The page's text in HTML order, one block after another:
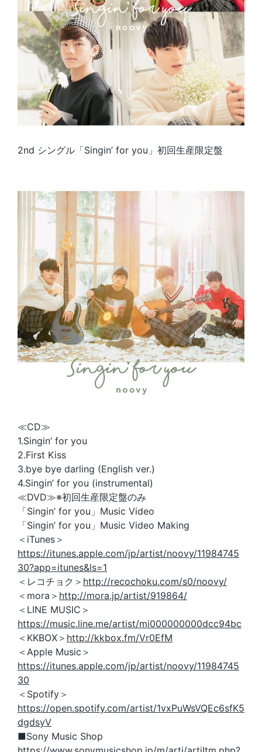
2nd シングル「Singin’ for you」初回生産限定盤
≪CD≫
1.Singin’ for you
2.First Kiss
3.bye bye darling (English ver.)
4.Singin’ for you (instrumental)
≪DVD≫※初回生産限定盤のみ
「Singin’ for you」Music Video
「Singin’ for you」Music Video Making
＜iTunes＞
https://itunes.apple.com/jp/artist/noovy/11984745
30?app=itunes&ls=1
＜レコチョク＞ http://recochoku.com/s0/noovy/
＜mora＞ http://mora.jp/artist/919864/
＜LINE MUSIC＞
https://music.line.me/artist/mi000000000dcc94bc
＜KKBOX＞ http://kkbox.fm/Vr0EfM
＜Apple Music＞
https://itunes.apple.com/jp/artist/noovy/11984745
30
＜Spotify＞
https://open.spotify.com/artist/1vxPuWsVQEc6sfK5
dgdsyV
■Sony Music Shop